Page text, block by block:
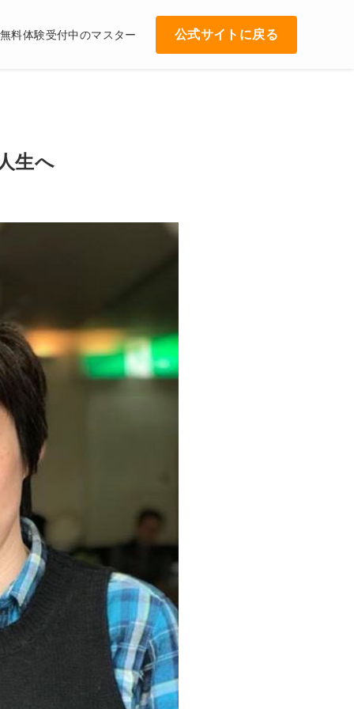
無料体験受付中のマスター 公式サイトに戻る
生へ